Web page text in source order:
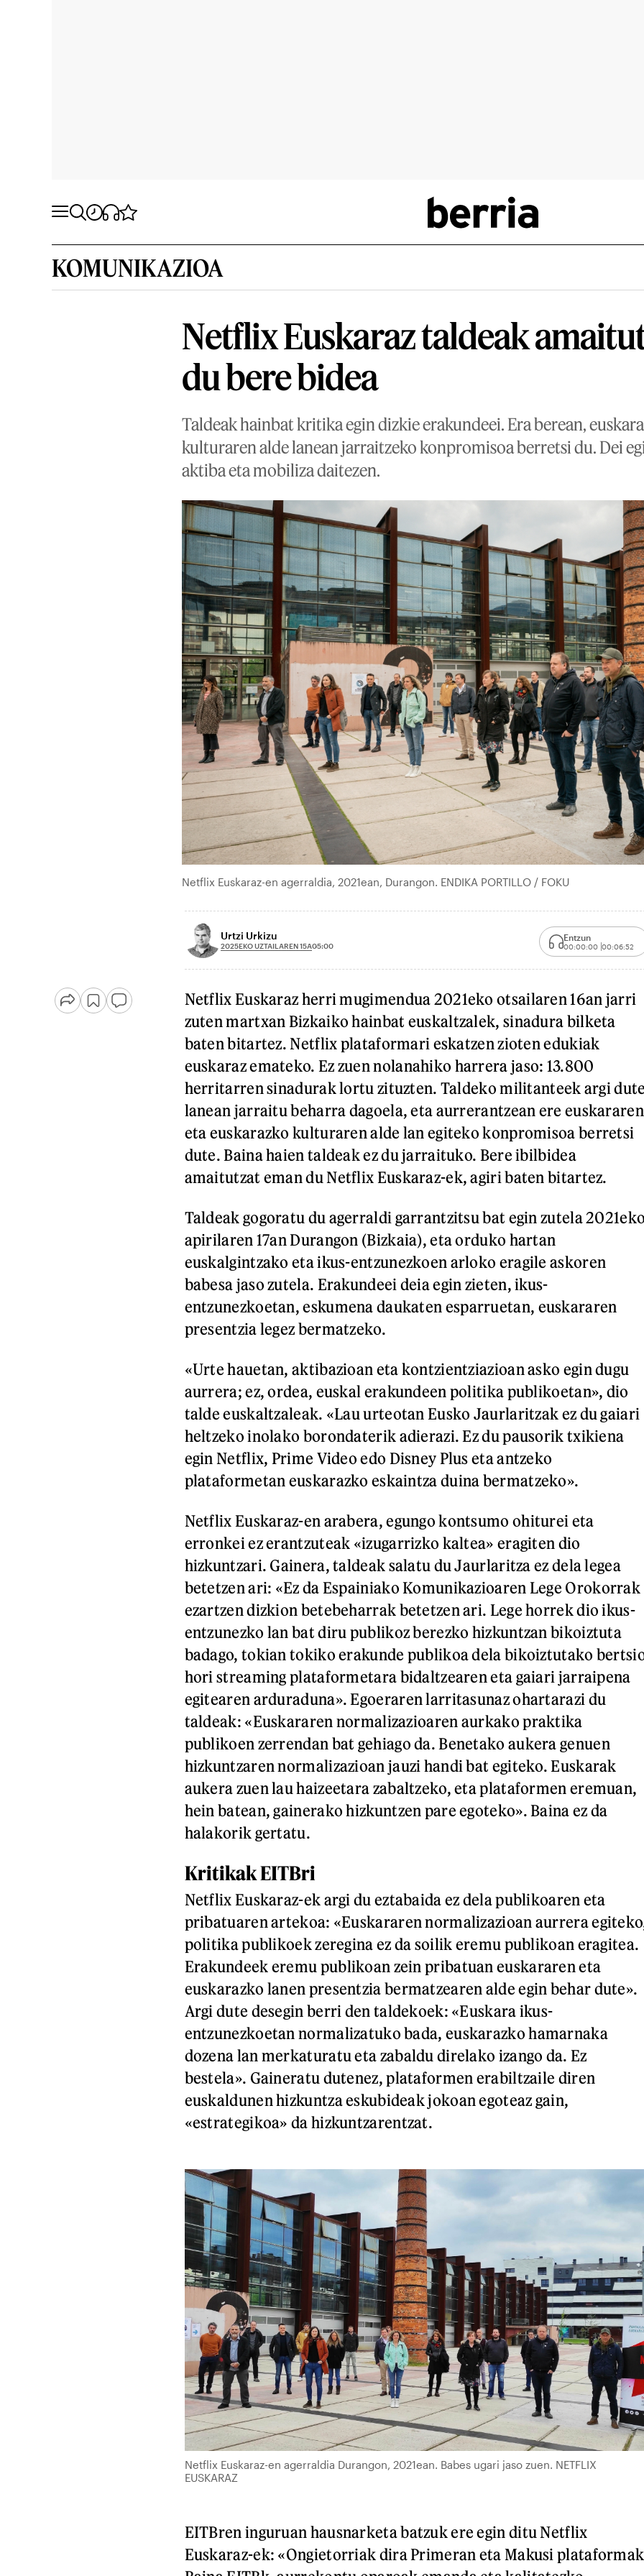
KOMUNIKAZIOA
Netflix Euskaraz taldeak
du bere bidea
Taldeak hainbat kritika egin dizkie erakundeei. Era berean,
kulturaren alde lanean jarraitzeko konpromisoa berretsi du. Dei
aktiba eta mobiliza daitezen.
Netflix Euskaraz-en agerraldia, 2021ean, Durangon. ENDIKA PORTILLO / FOKU
Urtzi Urkizu
2025EKO UZTAILAREN 15A05:00
Entzun
00:00:00 00:06:52
Netflix Euskaraz herri mugimendua 2021eko otsailaren 16an jarri
zuten martxan Bizkaiko hainbat euskaltzalek, sinadura bilketa
baten bitartez. Netflix plataformari eskatzen zioten edukiak
euskaraz emateko. Ez zuen nolanahiko harrera jaso: 13.800
herritarren sinadurak lortu zituzten. Taldeko militanteek argi
lanean jarraitu beharra dagoela, eta aurrerantzean ere euskararen
eta euskarazko kulturaren alde lan egiteko konpromisoa berretsi
dute. Baina haien taldeak ez du jarraituko. Bere ibilbidea
amaitutzat eman du Netflix Euskaraz-ek, agiri baten bitartez.
Taldeak gogoratu du agerraldi garrantzitsu bat egin zutela
apirilaren 17an Durangon (Bizkaia), eta orduko hartan
euskalgintzako eta ikus-entzunezkoen arloko eragile askoren
babesa jaso zutela. Erakundeei deia egin zieten, ikus-
entzunezkoetan, eskumena daukaten esparruetan, euskararen
presentzia legez bermatzeko.
«Urte hauetan, aktibazioan eta kontzientziazioan asko egin dugu
aurrera; ez, ordea, euskal erakundeen politika publikoetan», dio
talde euskaltzaleak. «Lau urteotan Eusko Jaurlaritzak ez du gaiari
heltzeko inolako borondaterik adierazi. Ez du pausorik txikiena
egin Netflix, Prime Video edo Disney Plus eta antzeko
plataformetan euskarazko eskaintza duina bermatzeko».
Netflix Euskaraz-en arabera, egungo kontsumo ohiturei eta
erronkei ez erantzuteak «izugarrizko kaltea» eragiten dio
hizkuntzari. Gainera, taldeak salatu du Jaurlaritza ez dela legea
betetzen ari: «Ez da Espainiako Komunikazioaren Lege Orokorrak
ezartzen dizkion betebeharrak betetzen ari. Lege horrek dio ikus-
entzunezko lan bat diru publikoz berezko hizkuntzan bikoiztuta
badago, tokian tokiko erakunde publikoa dela bikoiztutako
hori streaming plataformetara bidaltzearen eta gaiari jarraipena
egitearen arduraduna». Egoeraren larritasunaz ohartarazi du
taldeak: «Euskararen normalizazioaren aurkako praktika
publikoen zerrendan bat gehiago da. Benetako aukera genuen
hizkuntzaren normalizazioan jauzi handi bat egiteko. Euskarak
aukera zuen lau haizeetara zabaltzeko, eta plataformen eremuan,
hein batean, gainerako hizkuntzen pare egoteko». Baina ez da
halakorik gertatu.
Kritikak EITBri
Netflix Euskaraz-ek argi du eztabaida ez dela publikoaren eta
pribatuaren artekoa: «Euskararen normalizazioan aurrera
politika publikoek zeregina ez da soilik eremu publikoan eragitea.
Erakundeek eremu publikoan zein pribatuan euskararen eta
euskarazko lanen presentzia bermatzearen alde egin behar dute».
Argi dute desegin berri den taldekoek: «Euskara ikus-
entzunezkoetan normalizatuko bada, euskarazko hamarnaka
dozena lan merkaturatu eta zabaldu direlako izango da. Ez
bestela». Gaineratu dutenez, plataformen erabiltzaile diren
euskaldunen hizkuntza eskubideak jokoan egoteaz gain,
«estrategikoa» da hizkuntzarentzat.
Netflix Euskaraz-en agerraldia Durangon, 2021ean. Babes ugari jaso zuen. NETFLIX
EUSKARAZ
EITBren inguruan hausnarketa batzuk ere egin ditu Netflix
Euskaraz-ek: «Ongietorriak dira Primeran eta Makusi